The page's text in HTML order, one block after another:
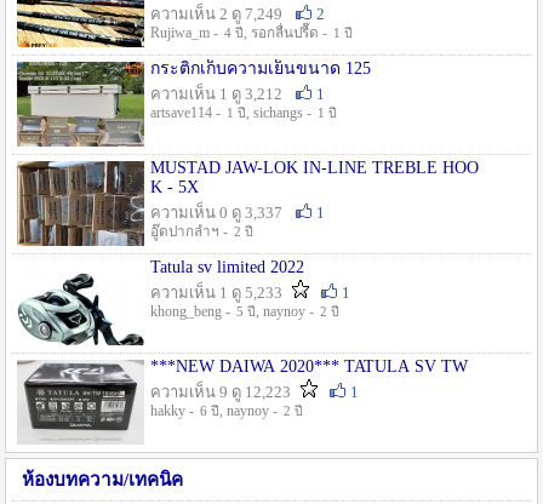
ความเห็น 2 ดู 7,249
2
Rujiwa_m - 4 ปี , รอกลื่นปรื๊ด - 1 ปี
กระติกเก็บความเย็นขนาด 125
ความเห็น 1 ดู 3,212
1
artsave114 - 1 ปี , sichangs - 1 ปี
MUSTAD JAW-LOK IN-LINE TREBLE HOO
K - 5X
ความเห็น 0 ดู 3,337
1
อู๊ดปากลำฯ - 2 ปี
Tatula sv limited 2022
ความเห็น 1 ดู 5,233
1
khong_beng - 5 ปี , naynoy - 2 ปี
***NEW DAIWA 2020*** TATULA SV TW
ความเห็น 9 ดู 12,223
1
hakky - 6 ปี , naynoy - 2 ปี
ห้องบทความ/เทคนิค